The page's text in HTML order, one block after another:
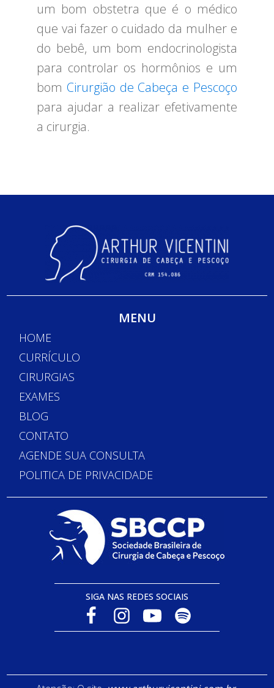
um bom obstetra que é o médico
que vai fazer o cuidado da mulher e
do bebê, um bom endocrinologista
para controlar os hormônios e um
bom Cirurgião de Cabeça e Pescoço
para ajudar a realizar efetivamente
a cirurgia.
MENU
HOME
CURRÍCULO
CIRURGIAS
EXAMES
BLOG
CONTATO
AGENDE SUA CONSULTA
POLITICA DE PRIVACIDADE
SIGA NAS REDES SOCIAIS